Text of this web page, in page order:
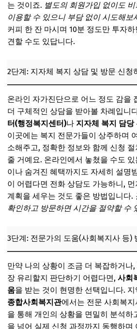
는 것이죠. 별도의 회원가입 없이도
이용할 수 있으니 부담 없이 시도해보
커피 한 잔 마시며 10분 정도만 투자
견할 수도 있답니다.
2단계: 지자체 복지 상담 및 방문 신청
온라인 자가진단으로 어느 정도 감을
더 구체적인 상담을 받아볼 차례입니
터(행정복지센터)나 지자체 복지 담당
이곳에는 복지 전문가들이 상주하며
소해주고, 정확한 정보와 함께 신청
줄 거예요. 온라인에서 놓쳤을 수도
이나 숨겨진 혜택까지도 자세히 설명
이 어렵다면 전화 상담도 가능하니,
계획을 세우는 것도 좋은 방법입니다.
확인하고 방문하면 시간을 절약할 수
3단계: 전문가의 도움(사회복지사 등)
만약 나의 상황이 조금 더 복잡하거나
장 유리할지 판단하기 어렵다면, 사회
움을 받는 것이 현명한 선택입니다. 지
종합사회복지관에서는 전문 사회복지
을 통해 개인의 상황을 면밀히 분석하
을 넘어 실제 신청 과정까지 동행하며